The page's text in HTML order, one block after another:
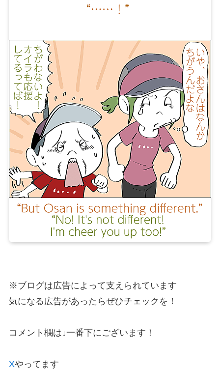
※ブログは広告によって支えられています
気になる広告があったらぜひチェックを！
コメント欄は↓一番下にございます！
Xやってます